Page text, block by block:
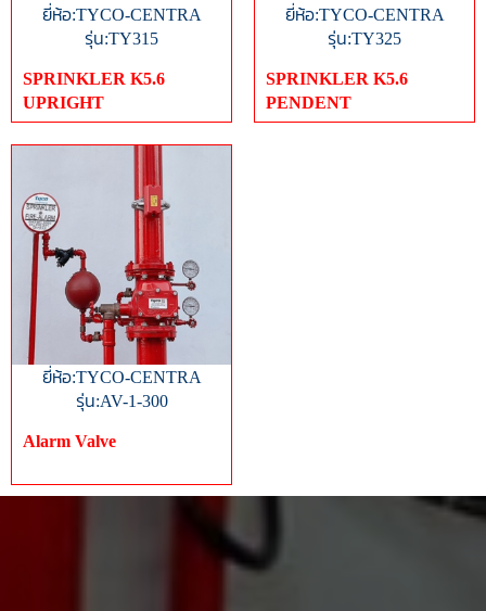
ยี่ห้อ:TYCO-CENTRA
รุ่น:TY315
SPRINKLER K5.6
UPRIGHT
ยี่ห้อ:TYCO-CENTRA
รุ่น:TY325
SPRINKLER K5.6
PENDENT
ยี่ห้อ:TYCO-CENTRA
รุ่น:AV-1-300
Alarm Valve